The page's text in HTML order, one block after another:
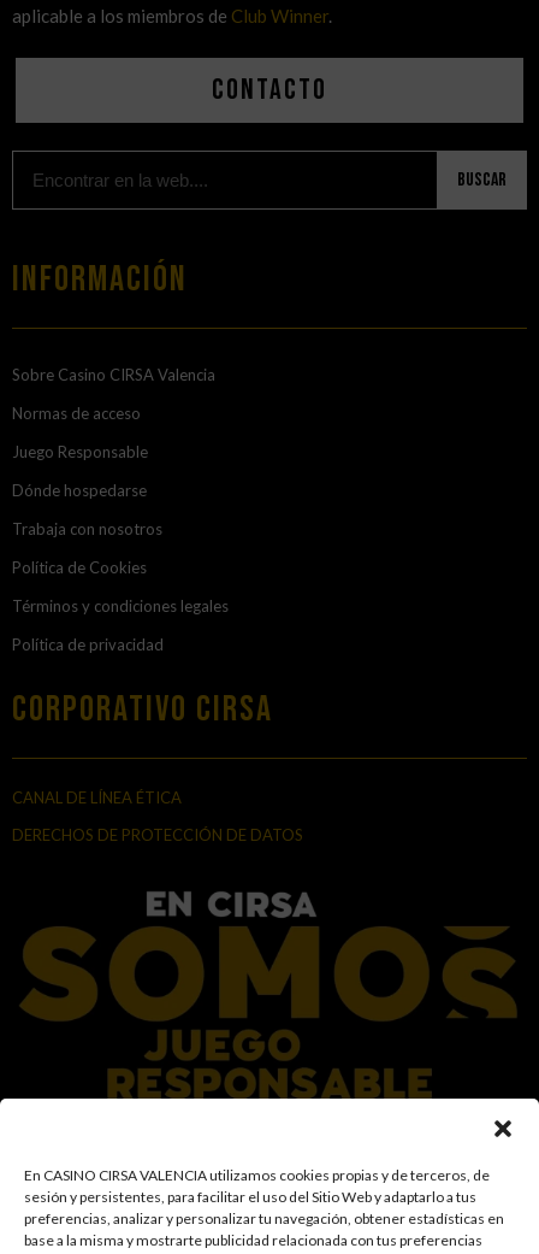
En CASINO CIRSA VALENCIA utilizamos cookies propias y de terceros, de
sesión y persistentes, para facilitar el uso del Sitio Web y adaptarlo a tus
preferencias, analizar y personalizar tu navegación, obtener estadísticas en
base a la misma y mostrarte publicidad relacionada con tus preferencias
aplicable a los miembros de Club Winner.
Contacto
Buscar
Información
Sobre Casino CIRSA Valencia
Normas de acceso
Juego Responsable
Dónde hospedarse
Trabaja con nosotros
Política de Cookies
Términos y condiciones legales
Política de privacidad
Corporativo Cirsa
CANAL DE LÍNEA ÉTICA
DERECHOS DE PROTECCIÓN DE DATOS
En el Grupo CIRSA promovemos una actitud responsable hacia el juego,
garantizando un entorno seguro y transparente para nuestros clientes y
facilitamos medidas e información para que el juego sea siempre diversión y
entretenimiento, sin utilizarse como vía para afrontar problemas económicos